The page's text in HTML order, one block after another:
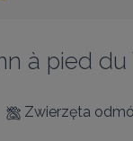
à pied
Zwierzęta